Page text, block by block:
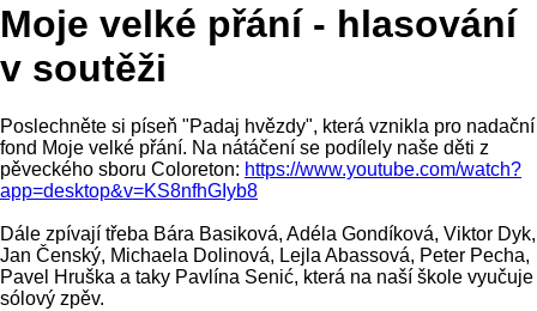
Moje velké přání - hlasování
v soutěži
Poslechněte si píseň "Padaj hvězdy", která vznikla pro nadační
fond Moje velké přání. Na nátáčení se podílely naše děti z
pěveckého sboru Coloreton: https://www.youtube.com/watch?
app=desktop&v=KS8nfhGIyb8
Dále zpívají třeba Bára Basiková, Adéla Gondíková, Viktor Dyk,
Jan Čenský, Michaela Dolinová, Lejla Abassová, Peter Pecha,
Pavel Hruška a taky Pavlína Senić, která na naší škole vyučuje
sólový zpěv.